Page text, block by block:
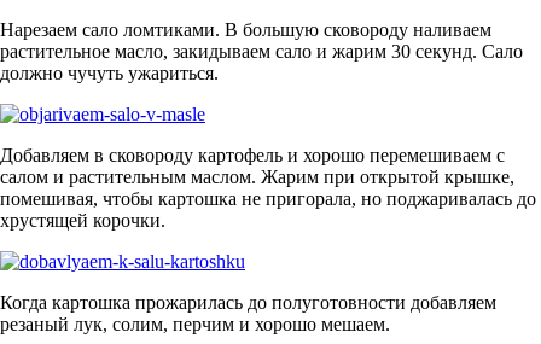
Нарезаем сало ломтиками. В большую сковороду наливаем
растительное масло, закидываем сало и жарим 30 секунд. Сало
должно чучуть ужариться.
Добавляем в сковороду картофель и хорошо перемешиваем с
салом и растительным маслом. Жарим при открытой крышке,
помешивая, чтобы картошка не пригорала, но поджаривалась до
хрустящей корочки.
Когда картошка прожарилась до полуготовности добавляем
резаный лук, солим, перчим и хорошо мешаем.